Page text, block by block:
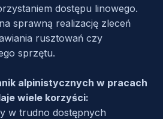
dostępu linowego.
sprawną realizację zleceń
rusztowań czy
sprzętu.
alpinistycznych w pracach
wiele korzyści:
w trudno dostępnych